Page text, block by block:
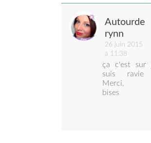
Autourde
rynn
26 juin 2015
à 11:38
ça c'est sur
suis
Merci,
bises